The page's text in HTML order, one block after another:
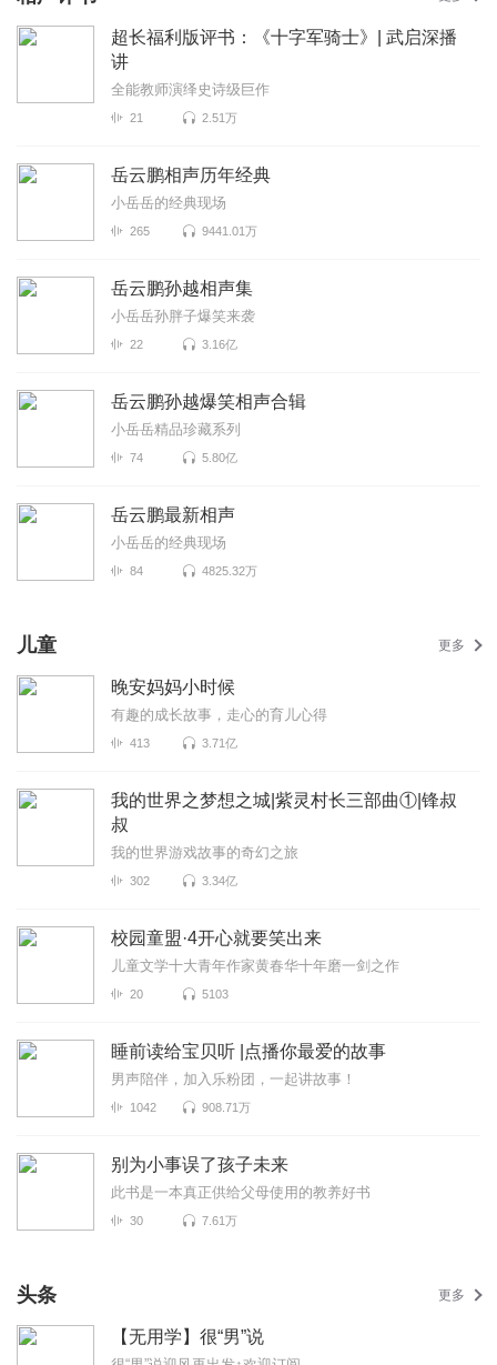
超长福利版评书：《十字军骑士》| 武启深播
讲
全能教师演绎史诗级巨作
21 2.51万
岳云鹏相声历年经典
小岳岳的经典现场
265 9441.01万
岳云鹏孙越相声集
小岳岳孙胖子爆笑来袭
22 3.16亿
岳云鹏孙越爆笑相声合辑
小岳岳精品珍藏系列
74 5.80亿
岳云鹏最新相声
小岳岳的经典现场
84 4825.32万
儿童 更多
晚安妈妈小时候
有趣的成长故事，走心的育儿心得
413 3.71亿
我的世界之梦想之城|紫灵村长三部曲①|锋叔
叔
我的世界游戏故事的奇幻之旅
302 3.34亿
校园童盟·4开心就要笑出来
儿童文学十大青年作家黄春华十年磨一剑之作
20 5103
睡前读给宝贝听 |点播你最爱的故事
男声陪伴，加入乐粉团，一起讲故事！
1042 908.71万
别为小事误了孩子未来
此书是一本真正供给父母使用的教养好书
30 7.61万
头条 更多
【无用学】很“男”说